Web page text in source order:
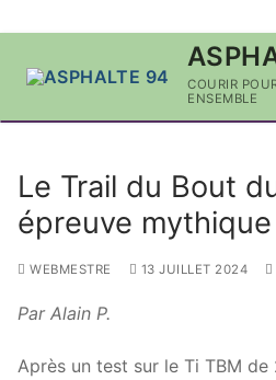
COURIR
ENSEMBLE
Le Trail du Bout
épreuve mythique
WEBMESTRE 13 JUILLET 2024
Par Alain P.
Après un test sur le Ti TBM